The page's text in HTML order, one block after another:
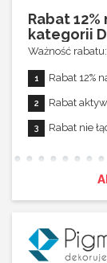
Rabat
kategorii
Ważność
Rabat 12%
Rabat
Rabat nie